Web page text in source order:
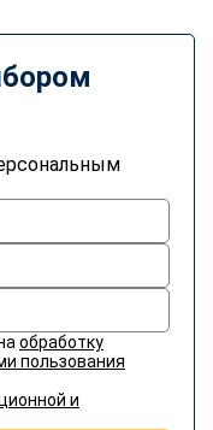
обработку
пользования
и